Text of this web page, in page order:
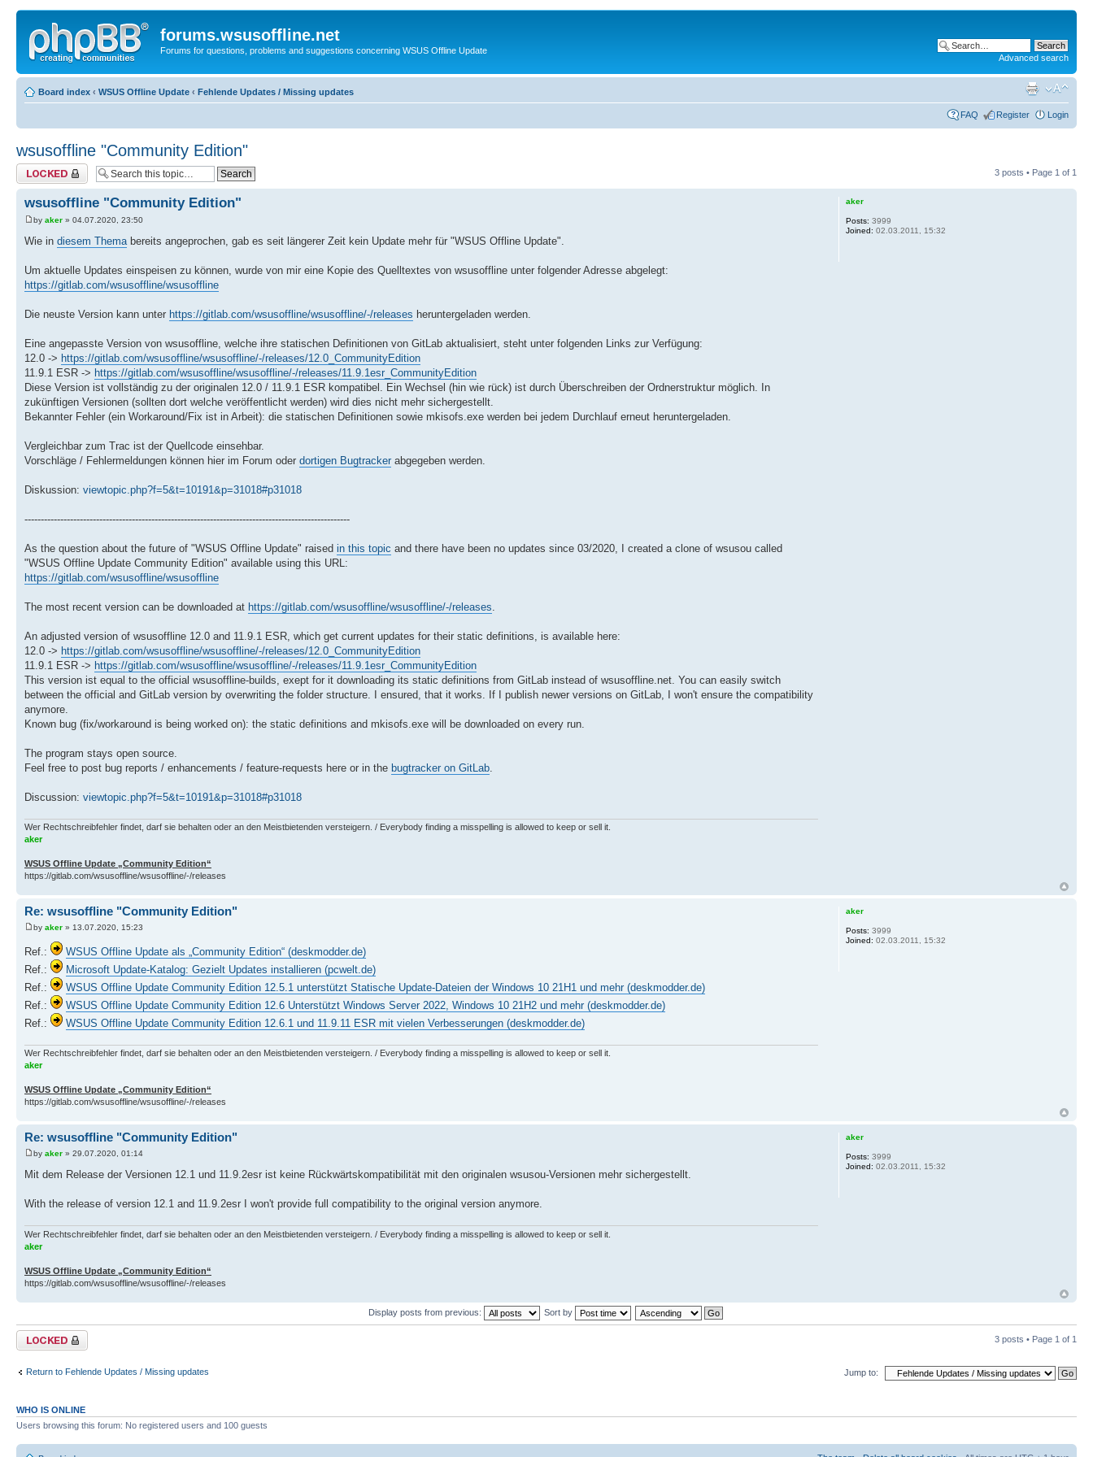
forums.wsusoffline.net
Forums for questions, problems and suggestions concerning WSUS Offline Update
Advanced search
Board index ‹ WSUS Offline Update ‹ Fehlende Updates / Missing updates
FAQ Register Login
wsusoffline "Community Edition"
Topic locked 3 posts • Page 1 of 1
wsusoffline "Community Edition"
by aker » 04.07.2020, 23:50
Wie in diesem Thema bereits angeprochen, gab es seit längerer Zeit kein Update mehr für "WSUS Offline Update".
Um aktuelle Updates einspeisen zu können, wurde von mir eine Kopie des Quelltextes von wsusoffline unter folgender Adresse abgelegt:
https://gitlab.com/wsusoffline/wsusoffline
Die neuste Version kann unter https://gitlab.com/wsusoffline/wsusoffline/-/releases heruntergeladen werden.
Eine angepasste Version von wsusoffline, welche ihre statischen Definitionen von GitLab aktualisiert, steht unter folgenden Links zur Verfügung:
12.0 -> https://gitlab.com/wsusoffline/wsusoffline/-/releases/12.0_CommunityEdition
11.9.1 ESR -> https://gitlab.com/wsusoffline/wsusoffline/-/releases/11.9.1esr_CommunityEdition
Diese Version ist vollständig zu der originalen 12.0 / 11.9.1 ESR kompatibel. Ein Wechsel (hin wie rück) ist durch Überschreiben der Ordnerstruktur möglich. In
zukünftigen Versionen (sollten dort welche veröffentlicht werden) wird dies nicht mehr sichergestellt.
Bekannter Fehler (ein Workaround/Fix ist in Arbeit): die statischen Definitionen sowie mkisofs.exe werden bei jedem Durchlauf erneut heruntergeladen.
Vergleichbar zum Trac ist der Quellcode einsehbar.
Vorschläge / Fehlermeldungen können hier im Forum oder dortigen Bugtracker abgegeben werden.
Diskussion: viewtopic.php?f=5&t=10191&p=31018#p31018
----------------------------------------------------------------------------------------------------
As the question about the future of "WSUS Offline Update" raised in this topic and there have been no updates since 03/2020, I created a clone of wsusou called
"WSUS Offline Update Community Edition" available using this URL:
https://gitlab.com/wsusoffline/wsusoffline
The most recent version can be downloaded at https://gitlab.com/wsusoffline/wsusoffline/-/releases
An adjusted version of wsusoffline 12.0 and 11.9.1 ESR, which get current updates for their static definitions, is available here:
12.0 -> https://gitlab.com/wsusoffline/wsusoffline/-/releases/12.0_CommunityEdition
11.9.1 ESR -> https://gitlab.com/wsusoffline/wsusoffline/-/releases/11.9.1esr_CommunityEdition
This version ist equal to the official wsusoffline-builds, exept for it downloading its static definitions from GitLab instead of wsusoffline.net. You can easily switch
between the official and GitLab version by overwriting the folder structure. I ensured, that it works. If I publish newer versions on GitLab, I won't ensure the compatibility
anymore.
Known bug (fix/workaround is being worked on): the static definitions and mkisofs.exe will be downloaded on every run.
The program stays open source.
Feel free to post bug reports / enhancements / feature-requests here or in the bugtracker on GitLab
Discussion: viewtopic.php?f=5&t=10191&p=31018#p31018
Wer Rechtschreibfehler findet, darf sie behalten oder an den Meistbietenden versteigern. / Everybody finding a misspelling is allowed to keep or sell it.
aker
WSUS Offline Update „Community Edition“
https://gitlab.com/wsusoffline/wsusoffline/-/releases
aker
Posts: 3999
Joined: 02.03.2011, 15:32
Re: wsusoffline "Community Edition"
by aker » 13.07.2020, 15:23
Ref.:
WSUS Offline Update als „Community Edition“ (deskmodder.de)
Ref.:
Microsoft Update-Katalog: Gezielt Updates installieren (pcwelt.de)
Ref.:
WSUS Offline Update Community Edition 12.5.1 unterstützt Statische Update-Dateien der Windows 10 21H1 und mehr (deskmodder.de)
Ref.:
WSUS Offline Update Community Edition 12.6 Unterstützt Windows Server 2022, Windows 10 21H2 und mehr (deskmodder.de)
Ref.:
WSUS Offline Update Community Edition 12.6.1 und 11.9.11 ESR mit vielen Verbesserungen (deskmodder.de)
Wer Rechtschreibfehler findet, darf sie behalten oder an den Meistbietenden versteigern. / Everybody finding a misspelling is allowed to keep or sell it.
aker
WSUS Offline Update „Community Edition“
https://gitlab.com/wsusoffline/wsusoffline/-/releases
aker
Posts: 3999
Joined: 02.03.2011, 15:32
Re: wsusoffline "Community Edition"
by aker » 29.07.2020, 01:14
Mit dem Release der Versionen 12.1 und 11.9.2esr ist keine Rückwärtskompatibilität mit den originalen wsusou-Versionen mehr sichergestellt.
With the release of version 12.1 and 11.9.2esr I won't provide full compatibility to the original version anymore.
Wer Rechtschreibfehler findet, darf sie behalten oder an den Meistbietenden versteigern. / Everybody finding a misspelling is allowed to keep or sell it.
aker
WSUS Offline Update „Community Edition“
https://gitlab.com/wsusoffline/wsusoffline/-/releases
aker
Posts: 3999
Joined: 02.03.2011, 15:32
Display posts from previous: Sort by
Topic locked 3 posts • Page 1 of 1
Return to Fehlende Updates / Missing updates Jump to:
WHO IS ONLINE
Users browsing this forum: No registered users and 100 guests